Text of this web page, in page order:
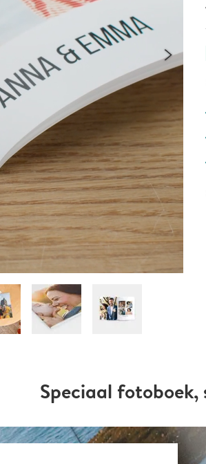
Speciaal fotoboek,